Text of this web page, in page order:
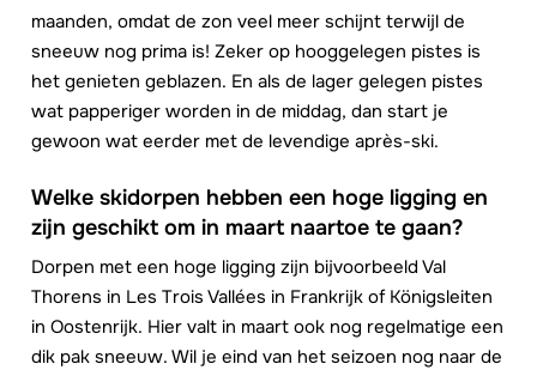
maanden, omdat de zon veel meer schijnt terwijl de
sneeuw nog prima is! Zeker op hooggelegen pistes is
het genieten geblazen. En als de lager gelegen pistes
wat papperiger worden in de middag, dan start je
gewoon wat eerder met de levendige après-ski.
Welke skidorpen hebben een hoge ligging en
zijn geschikt om in maart naartoe te gaan?
Dorpen met een hoge ligging zijn bijvoorbeeld Val
Thorens in Les Trois Vallées in Frankrijk of Königsleiten
in Oostenrijk. Hier valt in maart ook nog regelmatige een
dik pak sneeuw. Wil je eind van het seizoen nog naar de